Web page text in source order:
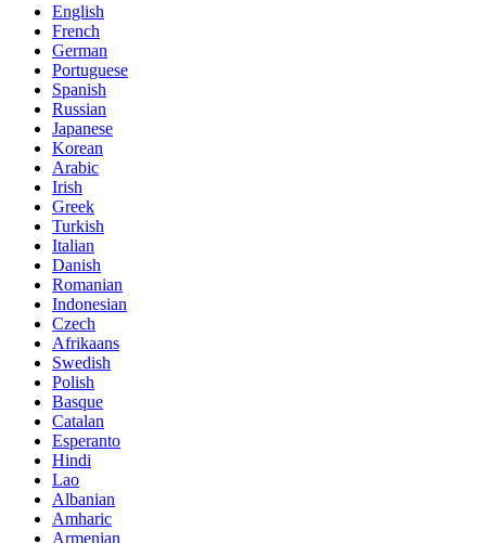
English
French
German
Portuguese
Spanish
Russian
Japanese
Korean
Arabic
Irish
Greek
Turkish
Italian
Danish
Romanian
Indonesian
Czech
Afrikaans
Swedish
Polish
Basque
Catalan
Esperanto
Hindi
Lao
Albanian
Amharic
Armenian